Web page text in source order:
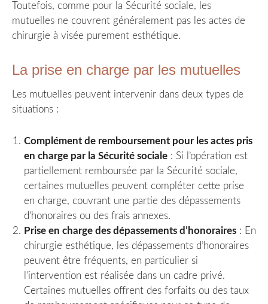
Toutefois, comme pour la Sécurité sociale, les
mutuelles ne couvrent généralement pas les actes de
chirurgie à visée purement esthétique.
La prise en charge par les mutuelles
Les mutuelles peuvent intervenir dans deux types de
situations :
Complément de remboursement pour les actes pris
en charge par la Sécurité sociale : Si l’opération est
partiellement remboursée par la Sécurité sociale,
certaines mutuelles peuvent compléter cette prise
en charge, couvrant une partie des dépassements
d’honoraires ou des frais annexes.
Prise en charge des dépassements d’honoraires : En
chirurgie esthétique, les dépassements d’honoraires
peuvent être fréquents, en particulier si
l’intervention est réalisée dans un cadre privé.
Certaines mutuelles offrent des forfaits ou des taux